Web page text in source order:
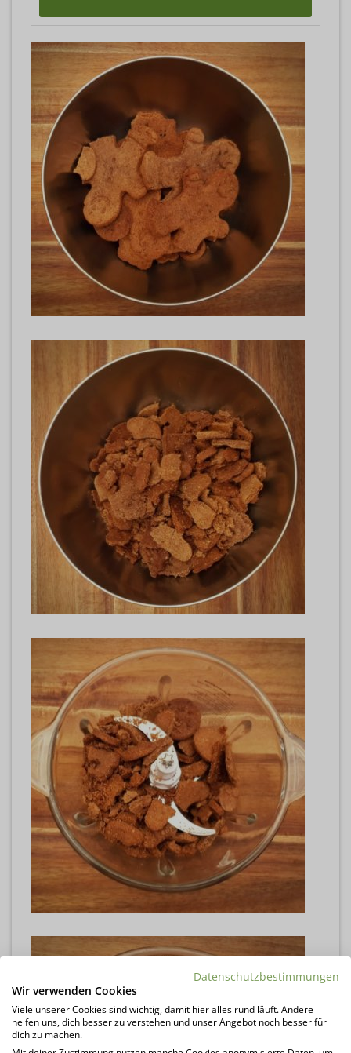
Datenschutzbestimmungen
Wir verwenden Cookies
Viele unserer Cookies sind wichtig, damit hier alles rund läuft. Andere
helfen uns, dich besser zu verstehen und unser Angebot noch besser für
dich zu machen.